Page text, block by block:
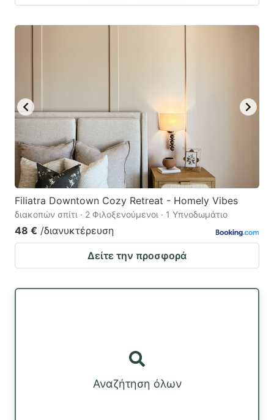
Filiatra Downtown Cozy Retreat - Homely Vibes
διακοπών σπίτι · 2 Φιλοξενούμενοι · 1 Υπνοδωμάτιο
48 € /διανυκτέρευση
Δείτε την προσφορά
Αναζήτηση όλων